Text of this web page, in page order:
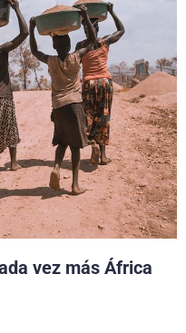
vez más África